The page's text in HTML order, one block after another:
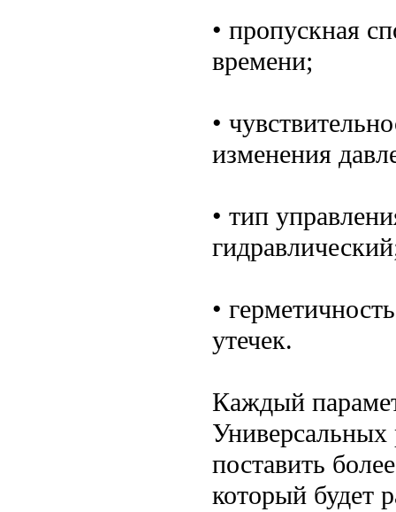
• пропускная
времени;
•
изменения
• тип
•
утечек.
Каждый
поставить
который будет